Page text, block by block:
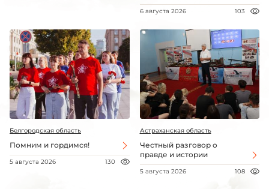
6 августа 2026 103
Белгородская область
Помним и гордимся!
5 августа 2026 130
Астраханская область
Честный разговор о
правде и истории
5 августа 2026 108